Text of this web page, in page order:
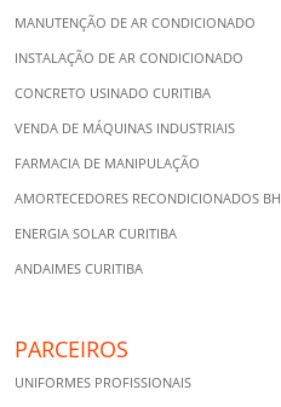
MANUTENÇÃO DE AR CONDICIONADO
INSTALAÇÃO DE AR CONDICIONADO
CONCRETO USINADO CURITIBA
VENDA DE MÁQUINAS INDUSTRIAIS
FARMACIA DE MANIPULAÇÃO
AMORTECEDORES RECONDICIONADOS BH
ENERGIA SOLAR CURITIBA
ANDAIMES CURITIBA
PARCEIROS
UNIFORMES PROFISSIONAIS